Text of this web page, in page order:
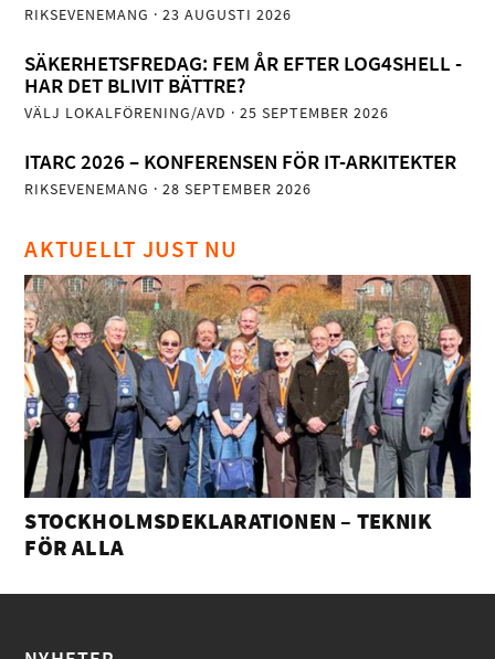
RIKSEVENEMANG · 23 AUGUSTI 2026
SÄKERHETSFREDAG: FEM ÅR EFTER LOG4SHELL -
HAR DET BLIVIT BÄTTRE?
VÄLJ LOKALFÖRENING/AVD · 25 SEPTEMBER 2026
ITARC 2026 – KONFERENSEN FÖR IT-ARKITEKTER
RIKSEVENEMANG · 28 SEPTEMBER 2026
AKTUELLT JUST NU
STOCKHOLMSDEKLARATIONEN – TEKNIK
FÖR ALLA